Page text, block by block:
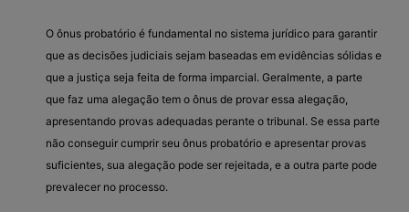
O ônus probatório é fundamental no sistema jurídico para garantir
que as decisões judiciais sejam baseadas em evidências sólidas e
que a justiça seja feita de forma imparcial. Geralmente, a parte
que faz uma alegação tem o ônus de provar essa alegação,
apresentando provas adequadas perante o tribunal. Se essa parte
não conseguir cumprir seu ônus probatório e apresentar provas
suficientes, sua alegação pode ser rejeitada, e a outra parte pode
prevalecer no processo.